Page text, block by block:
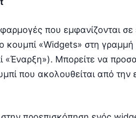
που εμφανίζονται
κουμπί «Widgets» στη
«Έναρξη»). Μπορείτε να
που ακολουθείται από την